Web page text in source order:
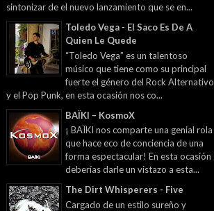
sintonizar de el nuevo lanzamiento que se en...
Toledo Vega - El Saco Es De A
Quien Le Quede
“Toledo Vega” es un talentoso
músico que tiene como su principal
fuerte el género del Rock Alternativo
y el Pop Punk, en esta ocasión nos co...
BAÏKI – KosmoX
¡ BAÏKI nos comparte una genial rola
que hace eco de conciencia de una
forma espectacular! En esta ocasión
deberías darle un vistazo a esta...
The Dirt Whisperers - Five
Cargado de un estilo sureño y